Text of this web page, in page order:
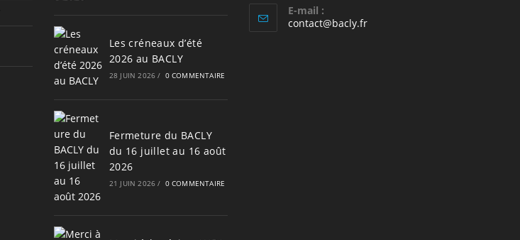
Les créneaux d’été
2026 au BACLY
28 JUIN 2026 / 0 COMMENTAIRE
Fermeture du BACLY
du 16 juillet au 16 août
2026
21 JUIN 2026 / 0 COMMENTAIRE
E-mail :
contact@bacly.frS’ouvre